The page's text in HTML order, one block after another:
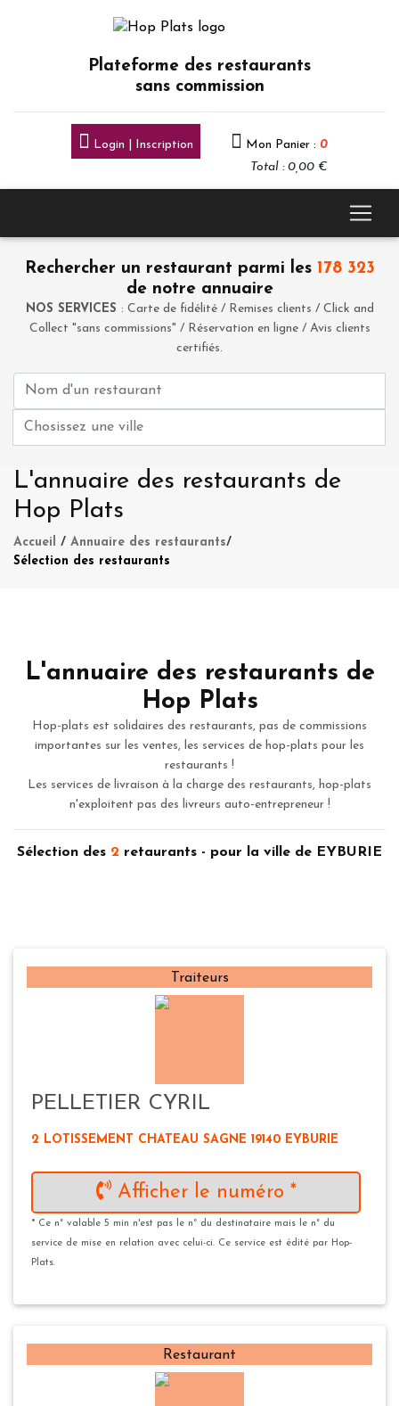
Plateforme des restaurants
sans commission
Login | Inscription Mon Panier : 0
Total : 0,00 €
Rechercher un restaurant parmi les 178 323
de notre annuaire
NOS SERVICES : Carte de fidélité / Remises clients / Click and
Collect "sans commissions" / Réservation en ligne / Avis clients
certifiés.
L'annuaire des restaurants de
Hop Plats
Accueil / Annuaire des restaurants/
Sélection des restaurants
L'annuaire des restaurants de
Hop Plats
Hop-plats est solidaires des restaurants, pas de commissions
importantes sur les ventes, les services de hop-plats pour les
restaurants !
Les services de livraison à la charge des restaurants, hop-plats
n'exploitent pas des livreurs auto-entrepreneur !
Sélection des 2 retaurants - pour la ville de EYBURIE
Traiteurs
PELLETIER CYRIL
2 LOTISSEMENT CHATEAU SAGNE 19140 EYBURIE
Afficher le numéro *
* Ce n° valable 5 min n'est pas le n° du destinataire mais le n° du
service de mise en relation avec celui-ci. Ce service est édité par Hop-
Plats.
Restaurant